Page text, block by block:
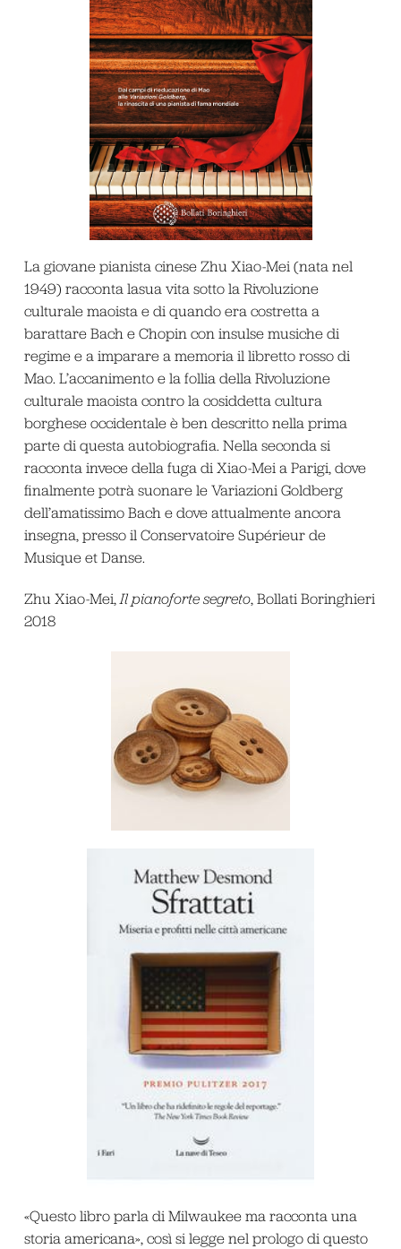
La giovane pianista cinese Zhu Xiao-Mei (nata nel
1949) racconta lasua vita sotto la Rivoluzione
culturale maoista e di quando era costretta a
barattare Bach e Chopin con insulse musiche di
regime e a imparare a memoria il libretto rosso di
Mao. L’accanimento e la follia della Rivoluzione
culturale maoista contro la cosiddetta cultura
borghese occidentale è ben descritto nella prima
parte di questa autobiografia. Nella seconda si
racconta invece della fuga di Xiao-Mei a Parigi, dove
finalmente potrà suonare le Variazioni Goldberg
dell’amatissimo Bach e dove attualmente ancora
insegna, presso il Conservatoire Supérieur de
Musique et Danse.
Zhu Xiao-Mei,Il pianoforte segreto, Bollati Boringhieri
2018
«Questo libro parla di Milwaukee ma racconta una
storia americana», così si legge nel prologo di questo